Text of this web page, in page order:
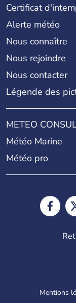
Certificat
Alerte météo
Nous connaître
Nous rejoindre
Nous contacter
Légende des
METEO
Météo Marine
Météo pro
Mentions